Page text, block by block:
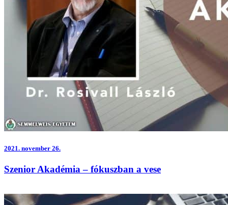
2021. november 26.
Szenior Akadémia – fókuszban a vese